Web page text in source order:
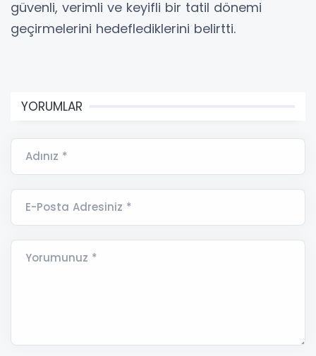
güvenli, verimli ve keyifli bir tatil dönemi
geçirmelerini hedeflediklerini belirtti.
YORUMLAR
Adınız *
E-Posta Adresiniz *
Yorumunuz *